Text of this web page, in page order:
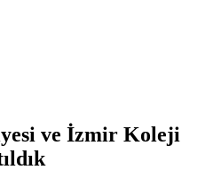
ve İzmir Koleji